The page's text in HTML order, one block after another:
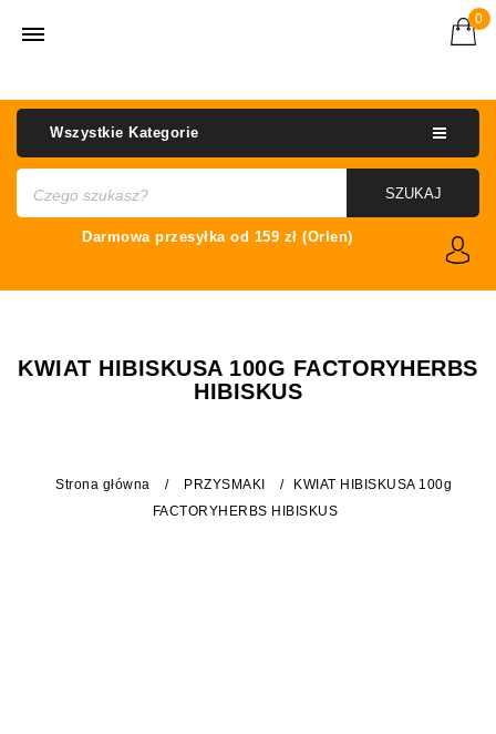
0
Wszystkie Kategorie
SZUKAJ
KWIAT HIBISKUSA 100G FACTORYHERBS
HIBISKUS
Strona główna / PRZYSMAKI /
KWIAT HIBISKUSA 100g
FACTORYHERBS HIBISKUS